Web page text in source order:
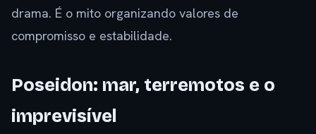
drama. É o mito organizando valores de
compromisso e estabilidade.
Poseidon: mar, terremotos e o
imprevisível